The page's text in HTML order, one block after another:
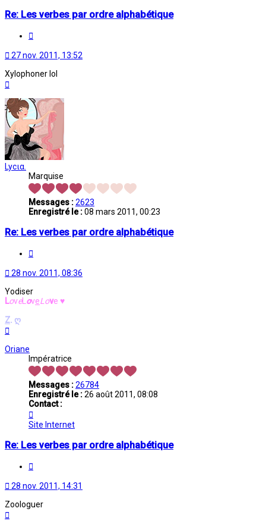
Re: Les verbes par ordre alphabétique
27 nov. 2011, 13:52
Xylophoner lol
Lycια.
Marquise
Messages :2623
Enregistré le :08 mars 2011, 00:23
Re: Les verbes par ordre alphabétique
28 nov. 2011, 08:36
Yodiser
LoveL oveL ove ♥
Z. ღ
Oriane
Impératrice
Messages :26784
Enregistré le :26 août 2011, 08:08
Contact :
Oriane
Site Internet
Re: Les verbes par ordre alphabétique
28 nov. 2011, 14:31
Zoologuer